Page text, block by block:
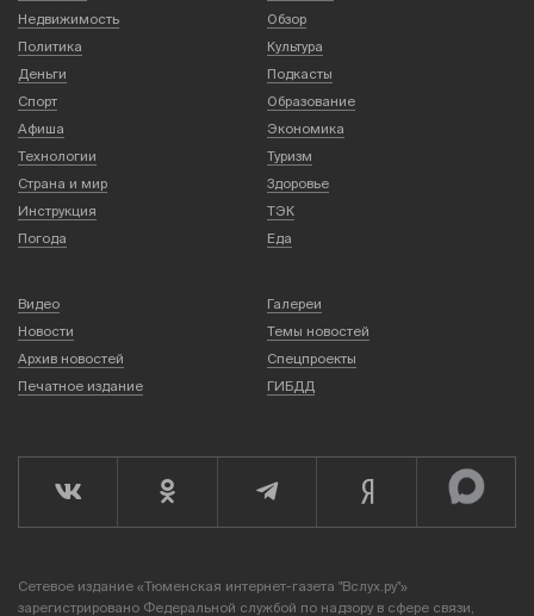
Недвижимость
Обзор
Политика
Культура
Деньги
Подкасты
Спорт
Образование
Афиша
Экономика
Технологии
Туризм
Страна и мир
Здоровье
Инструкция
ТЭК
Погода
Еда
Видео
Галереи
Новости
Темы новостей
Архив новостей
Спецпроекты
Печатное издание
ГИБДД
Сетевое издание «Тюменская интернет-газета "Вслух.ру"»
зарегистрировано Федеральной службой по надзору в сфере связи,